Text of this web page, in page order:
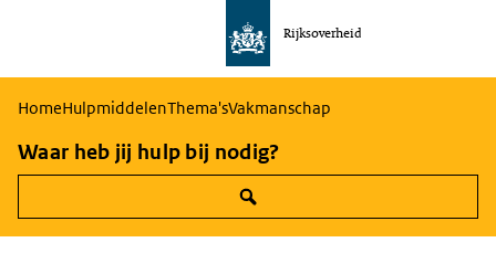
Rijksoverheid
HomeHulpmiddelenThema'sVakmanschap
Waar heb jij hulp bij nodig?